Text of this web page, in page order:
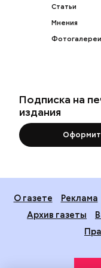
Статьи
Мнения
Фотогалереи
Подписка на
издания
О газете Реклама
Архив газеты